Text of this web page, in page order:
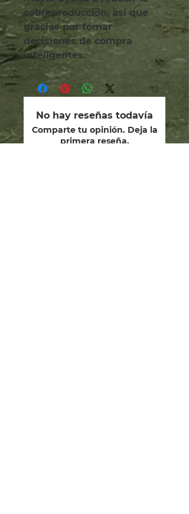
sobreproducción, así que
gracias por tomar
decisiones de compra
inteligentes.
No hay reseñas todavía
Comparte tu opinión. Deja la
primera reseña.